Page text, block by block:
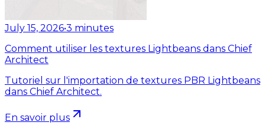
July 15, 2026•3 minutes
Comment utiliser les textures Lightbeans dans Chief
Architect
Tutoriel sur l'importation de textures PBR Lightbeans
dans Chief Architect.
En savoir plus